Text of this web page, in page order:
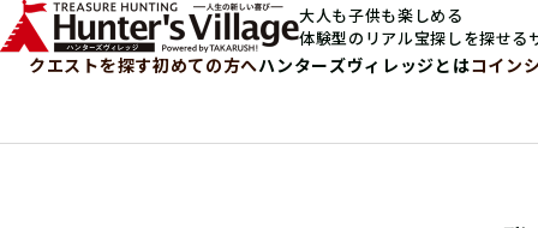
大人も子供も楽しめる
体験型のリアル宝探しを探せる
クエストを探す初めての方へハンターズヴィレッジとはコイン